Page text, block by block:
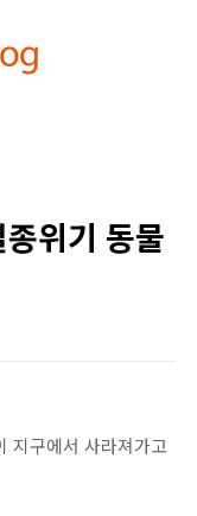
위기 동물
지구에서 사라져가고